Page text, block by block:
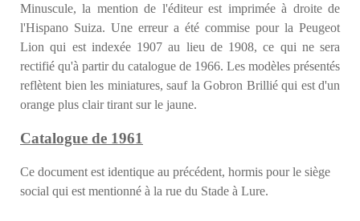
Minuscule, la mention de l'éditeur est imprimée à droite de
l'Hispano Suiza. Une erreur a été commise pour la Peugeot
Lion qui est indexée 1907 au lieu de 1908, ce qui ne sera
rectifié qu'à partir du catalogue de 1966. Les modèles présentés
reflètent bien les miniatures, sauf la Gobron Brillié qui est d'un
orange plus clair tirant sur le jaune.
Catalogue de 1961
Ce document est identique au précédent, hormis pour le siège
social qui est mentionné à la rue du Stade à Lure.